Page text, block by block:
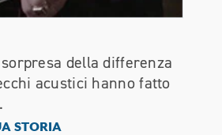
della differenza
acustici hanno fatto
STORIA